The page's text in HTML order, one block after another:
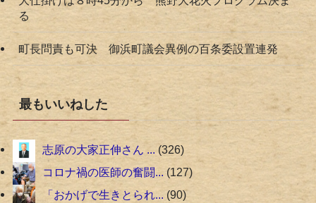
る
町長問責も可決 御浜町議会異例の百条委設置連発
最もいいねした
志原の大家正伸さん ... 326
コロナ禍の医師の奮闘... 127
「おかげで生きとられ... 90